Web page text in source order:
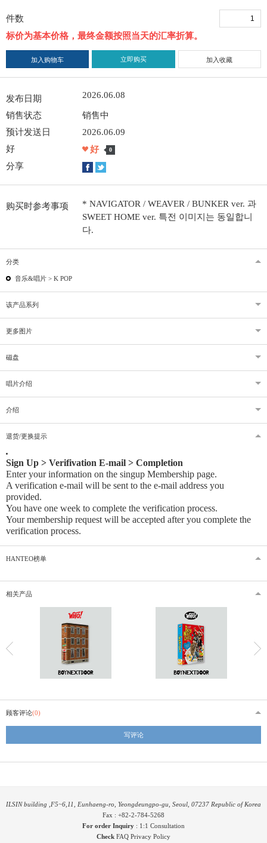
件数
标价为基本价格，最终金额按照当天的汇率折算。
加入购物车 立即购买 加入收藏
发布日期 2026.06.08
销售状态
销售中
预计发送日
2026.06.09
好
好 0
分享
购买时参考事项
* NAVIGATOR / WEAVER / BUNKER ver. 과
SWEET HOME ver. 특전 이미지는 동일합니
다.
分类
音乐&唱片 > K POP
该产品系列
更多图片
磁盘
唱片介绍
介绍
退货/更换提示
Sign Up > Verifivation E-mail > Completion
Enter your information on the singup Membership page.
A verification e-mail will be sent to the e-mail address you
provided.
You have one week to complete the verification process.
Your membership request will be accepted after you complete the
verification process.
HANTEO榜单
相关产品
顾客评论(0)
写评论
ILSIN building ,F5~6,11, Eunhaeng-ro, Yeongdeungpo-gu, Seoul, 07237 Republic of Korea
Fax : +82-2-784-5268
For order Inquiry : 1:1 Consultation
Check FAQ Privacy Policy